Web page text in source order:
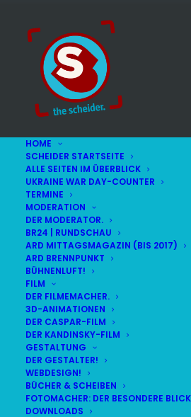
HOME
SCHEIDER STARTSEITE
ALLE SEITEN IM ÜBERBLICK
UKRAINE WAR DAY-COUNTER
TERMINE
MODERATION
DER MODERATOR.
BR24 | RUNDSCHAU
ARD MITTAGSMAGAZIN (BIS 2017)
ARD BRENNPUNKT
BÜHNENLUFT!
FILM
DER FILMEMACHER.
3D-ANIMATIONEN
DER CASPAR-FILM
DER KANDINSKY-FILM
GESTALTUNG
DER GESTALTER!
WEBDESIGN!
BÜCHER & SCHEIBEN
FOTOMACHER: DER BESONDERE
DOWNLOADS
Tournee
DAS HIER HABE ICH